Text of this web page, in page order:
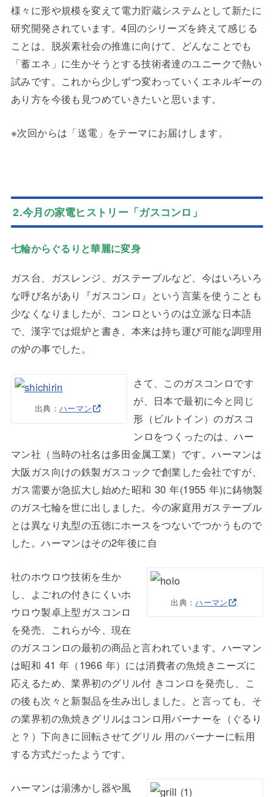
様々に形や規模を変えて電力貯蔵システムとして新たに
研究開発されています。4回のシリーズを終えて感じる
ことは、脱炭素社会の推進に向けて、どんなことでも
「蓄エネ」に生かそうとする技術者達のユニークで熱い
試みです。これから少しずつ変わっていくエネルギーの
あり方を今後も見つめていきたいと思います。
※次回からは「送電」をテーマにお届けします。
2.今月の家電ヒストリー「ガスコンロ」
七輪からぐるりと華麗に変身
ガス台、ガスレンジ、ガステーブルなど、今はいろいろ
な呼び名があり『ガスコンロ』という言葉を使うことも
少なくなりましたが、コンロというのは立派な日本語
で、漢字では焜炉と書き、本来は持ち運び可能な調理用
の炉の事でした。
出典：ハーマン
さて、このガスコンロです
が、日本で最初に今と同じ
形（ビルトイン）のガスコ
ンロをつくったのは、ハー
マン社（当時の社名は多田金属工業）です。ハーマンは
大阪ガス向けの鉄製ガスコックで創業した会社ですが、
ガス需要が急拡大し始めた昭和 30 年(1955 年)に鋳物製
のガス七輪を世に出しました。今の家庭用ガステーブル
とは異なり丸型の五徳にホースをつないでつかうもので
した。ハーマンはその2年後に自
出典：ハーマン
社のホウロウ技術を生か
し、よごれの付きにくいホ
ウロウ製卓上型ガスコンロ
を発売、これらが今、現在
のガスコンロの最初の商品と言われています。ハーマン
は昭和 41 年（1966 年）には消費者の魚焼きニーズに
応えるため、業界初のグリル付 きコンロを発売し、こ
の後も次々と新製品を生み出しました。と言っても、そ
の業界初の魚焼きグリルはコンロ用バーナーを（ぐるり
と？）下向きに回転させてグリル 用のバーナーに転用
する方式だったようです。
ハーマンは湯沸かし器や風